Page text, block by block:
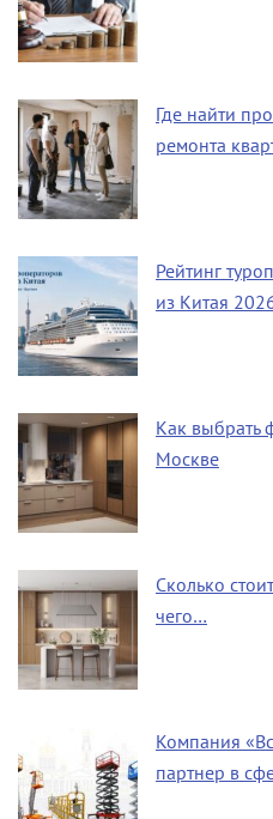
Где найти
ремонта
Рейтинг
из Китая
Как выбрать
Москве
Сколько
чего…
Компания
партнер в